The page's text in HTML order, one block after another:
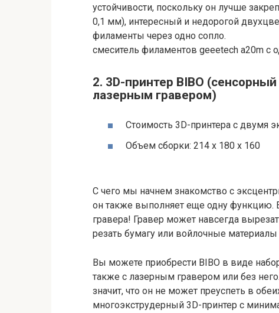
устойчивости, поскольку он лучше
0,1 мм), интересный и недорогой
филаменты через одно сопло.
смеситель филаментов geeetech a20m с
2. 3D-принтер BIBO
лазерным гравером)
Стоимость 3D-принтера с двумя
Объем сборки: 214 x 180 x 160
С чего мы начнем знакомство с
он также выполняет еще одну функцию.
гравера! Гравер может навсегда
резать бумагу или войлочные материалы
Вы можете приобрести BIBO в виде
также с лазерным гравером или без
значит, что он не может преуспеть в
многоэкструдерный 3D-принтер с